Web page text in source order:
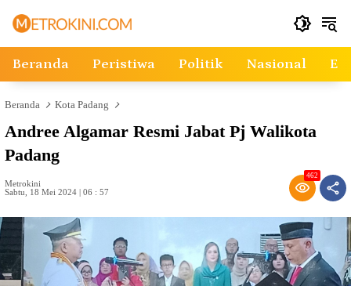
Beranda Peristiwa Politik Nasional
Beranda Kota Padang
Andree Algamar Resmi Jabat Pj Walikota
Padang
Metrokini
Sabtu, 18 Mei 2024 | 06 : 57
462